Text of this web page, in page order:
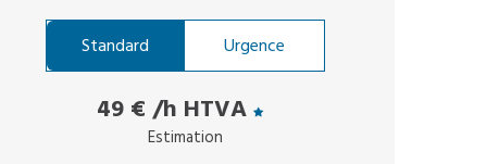
Standard Urgence
49 € /h HTVA
Estimation